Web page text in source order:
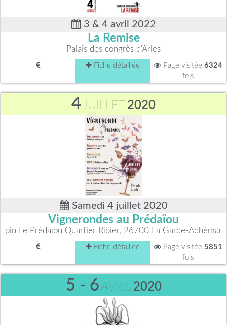
3 & 4 avril 2022
La Remise
Palais des congrès d'Arles
Fiche détaillée Page visitée 6324
fois
4 JUILLET 2020
Samedi 4 juillet 2020
Vignerondes au Prédaïou
pin Le Prédaïou Quartier Ribier, 26700 La Garde-Adhémar
Fiche détaillée Page visitée 5851
fois
5 - 6 AVRIL 2020